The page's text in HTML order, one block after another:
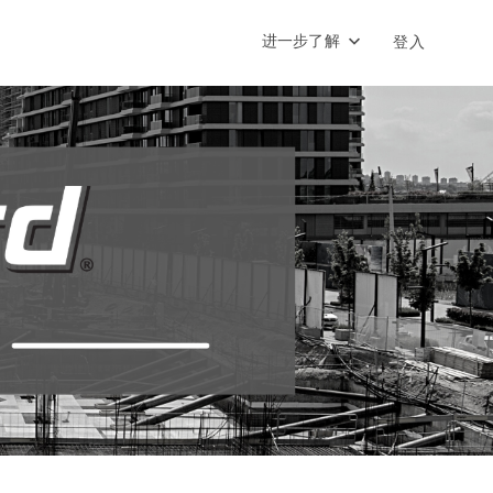
进一步了解 登入